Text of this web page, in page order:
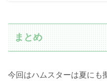
まとめ
今回はハムスターは夏にも